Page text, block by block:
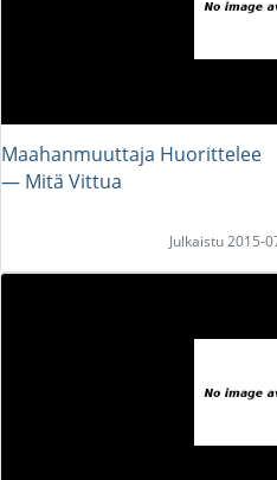
Maahanmuuttaja Huorittelee
― Mitä Vittua
Julkaistu 2015-